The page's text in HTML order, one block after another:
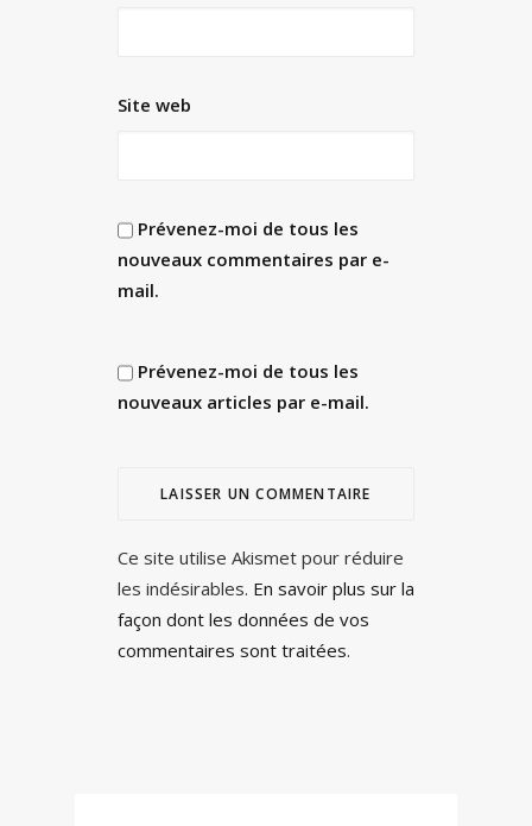
Site web
Prévenez-moi de tous les
nouveaux commentaires par e-
mail.
Prévenez-moi de tous les
nouveaux articles par e-mail.
Ce site utilise Akismet pour réduire
les indésirables. En savoir plus sur la
façon dont les données de vos
commentaires sont traitées.